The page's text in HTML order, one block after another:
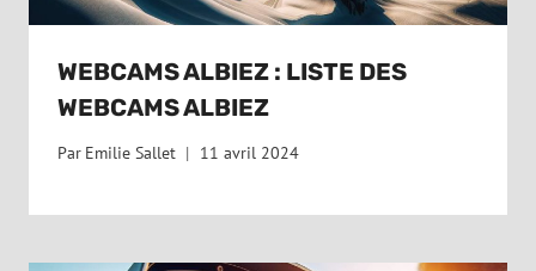
WEBCAMS ALBIEZ : LISTE DES
WEBCAMS ALBIEZ
Par Emilie Sallet 11 avril 2024